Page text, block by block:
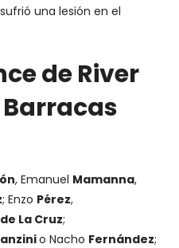
una lesión en el
de River
, Emanuel Mamanna,
; Enzo Pérez,
de La Cruz;
o Nacho Fernández;